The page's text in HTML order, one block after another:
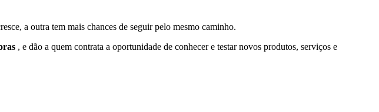
a outra tem mais chances de seguir pelo mesmo caminho.
, e dão a quem contrata a oportunidade de conhecer e testar novos produtos, serviços e